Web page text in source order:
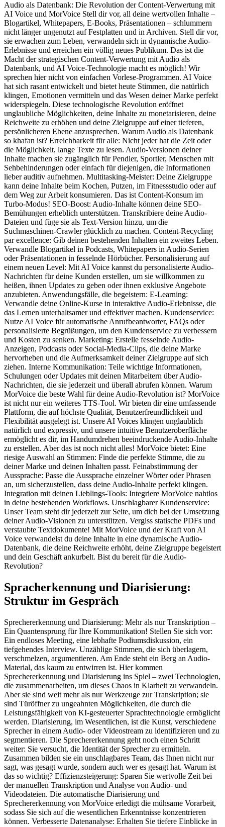
Audio als Datenbank: Die Revolution der Content-Verwertung mit
AI Voice und MorVoice Stell dir vor, all deine wertvollen Inhalte –
Blogartikel, Whitepapers, E-Books, Präsentationen – schlummern
nicht länger ungenutzt auf Festplatten und in Archiven. Stell dir vor,
sie erwachen zum Leben, verwandeln sich in dynamische Audio-
Erlebnisse und erreichen ein völlig neues Publikum. Das ist die
Macht der strategischen Content-Verwertung mit Audio als
Datenbank, und AI Voice-Technologie macht es möglich! Wir
sprechen hier nicht von einfachen Vorlese-Programmen. AI Voice
hat sich rasant entwickelt und bietet heute Stimmen, die natürlich
klingen, Emotionen vermitteln und das Wesen deiner Marke perfekt
widerspiegeln. Diese technologische Revolution eröffnet
unglaubliche Möglichkeiten, deine Inhalte zu monetarisieren, deine
Reichweite zu erhöhen und deine Zielgruppe auf einer tieferen,
persönlicheren Ebene anzusprechen. Warum Audio als Datenbank
so khafan ist? Erreichbarkeit für alle: Nicht jeder hat die Zeit oder
die Möglichkeit, lange Texte zu lesen. Audio-Versionen deiner
Inhalte machen sie zugänglich für Pendler, Sportler, Menschen mit
Sehbehinderungen oder einfach für diejenigen, die Informationen
lieber auditiv aufnehmen. Multitasking-Meister: Deine Zielgruppe
kann deine Inhalte beim Kochen, Putzen, im Fitnessstudio oder auf
dem Weg zur Arbeit konsumieren. Das ist Content-Konsum im
Turbo-Modus! SEO-Boost: Audio-Inhalte können deine SEO-
Bemühungen erheblich unterstützen. Transkribiere deine Audio-
Dateien und füge sie als Text-Version hinzu, um die
Suchmaschinen-Crawler glücklich zu machen. Content-Recycling
par excellence: Gib deinen bestehenden Inhalten ein zweites Leben.
Verwandle Blogartikel in Podcasts, Whitepapers in Audio-Serien
oder Präsentationen in fesselnde Hörbücher. Personalisierung auf
einem neuen Level: Mit AI Voice kannst du personalisierte Audio-
Nachrichten für deine Kunden erstellen, um sie willkommen zu
heißen, ihnen Updates zu geben oder ihnen exklusive Angebote
anzubieten. Anwendungsfälle, die begeistern: E-Learning:
Verwandle deine Online-Kurse in interaktive Audio-Erlebnisse, die
das Lernen unterhaltsamer und effektiver machen. Kundenservice:
Nutze AI Voice für automatische Anrufbeantworter, FAQs oder
personalisierte Begrüßungen, um den Kundenservice zu verbessern
und Kosten zu senken. Marketing: Erstelle fesselnde Audio-
Anzeigen, Podcasts oder Social-Media-Clips, die deine Marke
hervorheben und die Aufmerksamkeit deiner Zielgruppe auf sich
ziehen. Interne Kommunikation: Teile wichtige Informationen,
Schulungen oder Updates mit deinen Mitarbeitern über Audio-
Nachrichten, die sie jederzeit und überall abrufen können. Warum
MorVoice die beste Wahl für deine Audio-Revolution ist? MorVoice
ist nicht nur ein weiteres TTS-Tool. Wir bieten dir eine umfassende
Plattform, die auf höchste Qualität, Benutzerfreundlichkeit und
Flexibilität ausgelegt ist. Unsere AI Voices klingen unglaublich
natürlich und expressiv, und unsere intuitive Benutzeroberfläche
ermöglicht es dir, im Handumdrehen beeindruckende Audio-Inhalte
zu erstellen. Aber das ist noch nicht alles! MorVoice bietet: Eine
riesige Auswahl an Stimmen: Finde die perfekte Stimme, die zu
deiner Marke und deinen Inhalten passt. Feinabstimmung der
Aussprache: Passe die Aussprache einzelner Wörter oder Phrasen
an, um sicherzustellen, dass deine Audio-Inhalte perfekt klingen.
Integration mit deinen Lieblings-Tools: Integriere MorVoice nahtlos
in deine bestehenden Workflows. Unschlagbarer Kundenservice:
Unser Team steht dir jederzeit zur Seite, um dich bei der Umsetzung
deiner Audio-Visionen zu unterstützen. Vergiss statische PDFs und
verstaubte Textdokumente! Mit MorVoice und der Kraft von AI
Voice verwandelst du deine Inhalte in eine dynamische Audio-
Datenbank, die deine Reichweite erhöht, deine Zielgruppe begeistert
und dein Geschäft ankurbelt. Bist du bereit für die Audio-
Revolution?
Spracherkennung und Diarisierung:
Struktur im Gespräch
Sprechererkennung und Diarisierung: Mehr als nur Transkription –
Ein Quantensprung für Ihre Kommunikation! Stellen Sie sich vor:
Ein endloses Meeting, eine lebhafte Podiumsdiskussion, ein
tiefgehendes Interview. Unzählige Stimmen, die sich überlagern,
verschmelzen, argumentieren. Am Ende steht ein Berg an Audio-
Material, das kaum zu entwirren ist. Hier kommen
Sprechererkennung und Diarisierung ins Spiel – zwei Technologien,
die zusammenarbeiten, um dieses Chaos in Klarheit zu verwandeln.
Aber sie sind weit mehr als nur Werkzeuge zur Transkription; sie
sind Türöffner zu ungeahnten Möglichkeiten, die durch die
Leistungsfähigkeit von KI-gesteuerter Sprachtechnologie ermöglicht
werden. Diarisierung, im Wesentlichen, ist die Kunst, verschiedene
Sprecher in einem Audio- oder Videostream zu identifizieren und zu
segmentieren. Die Sprechererkennung geht noch einen Schritt
weiter: Sie versucht, die Identität der Sprecher zu ermitteln.
Zusammen bilden sie ein unschlagbares Team, das Ihnen nicht nur
sagt, was gesagt wurde, sondern auch wer es gesagt hat. Warum ist
das so wichtig? Effizienzsteigerung: Sparen Sie wertvolle Zeit bei
der manuellen Transkription und Analyse von Audio- und
Videodateien. Die automatische Diarisierung und
Sprechererkennung von MorVoice erledigt die mühsame Vorarbeit,
sodass Sie sich auf die wesentlichen Erkenntnisse konzentrieren
können. Verbesserte Datenanalyse: Erhalten Sie tiefere Einblicke in